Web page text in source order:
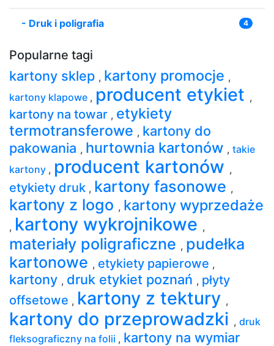
- Druk i poligrafia 4
Popularne tagi
kartony sklep , kartony promocje ,
kartony klapowe , producent etykiet ,
kartony na towar , etykiety
termotransferowe , kartony do
pakowania , hurtownia kartonów , takie
kartony , producent kartonów ,
etykiety druk , kartony fasonowe ,
kartony z logo , kartony wyprzedaże
, kartony wykrojnikowe ,
materiały poligraficzne , pudełka
kartonowe , etykiety papierowe ,
kartony , druk etykiet poznań , płyty
offsetowe , kartony z tektury ,
kartony do przeprowadzki , druk
fleksograficzny na folii , kartony na wymiar